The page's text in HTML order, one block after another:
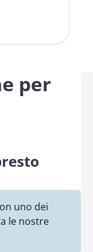
per
uno dei
le nostre